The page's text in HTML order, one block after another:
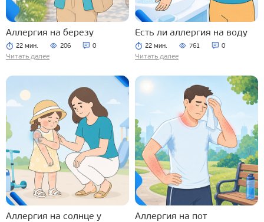
Аллергия на березу
22 мин. 206 0
Читать далее
Есть ли аллергия на воду
22 мин. 761 0
Читать далее
Аллергия на солнце у
Аллергия на пот